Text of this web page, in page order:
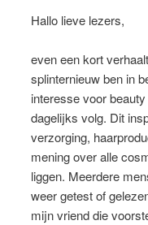
Hallo lieve lezers,
even een kort
splinternieuw ben in
interesse voor
dagelijks volg. Dit
verzorging,
mening over alle
liggen. Meerdere
weer getest of
mijn vriend die